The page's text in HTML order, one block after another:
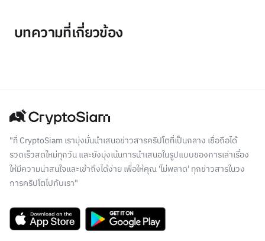
บทความที่เกี่ยวข้อง
"ที่ CryptoSiam เรามุ่งมั่นนำเสนอข่าวสารคริปโตที่เป็นกลาง เชื่อถือได้
รวดเร็วสดใหม่ทุกวัน และยังมุ่งเน้นการนำเสนอในรูปแบบของการเล่าเรื่อง
ให้มีความน่าสนใจและเข้าถึงได้ง่าย เพื่อให้คุณ 'ไม่พลาด' ทุกข่าวสารในวง
การคริปโตไปกับเรา"